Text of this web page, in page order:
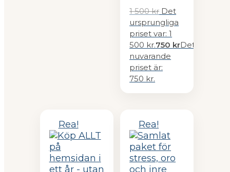
1 500kr Det
ursprungliga
priset var: 1
500 kr.750 krDet
nuvarande
priset är:
750 kr.
Rea! Rea!